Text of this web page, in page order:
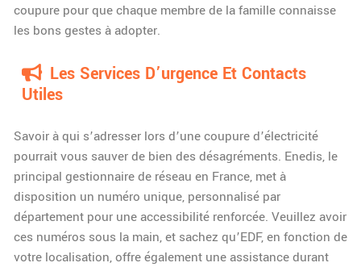
coupure pour que chaque membre de la famille connaisse
les bons gestes à adopter.
Les Services D’urgence Et Contacts
Utiles
Savoir à qui s’adresser lors d’une coupure d’électricité
pourrait vous sauver de bien des désagréments. Enedis, le
principal gestionnaire de réseau en France, met à
disposition un numéro unique, personnalisé par
département pour une accessibilité renforcée. Veuillez avoir
ces numéros sous la main, et sachez qu’EDF, en fonction de
votre localisation, offre également une assistance durant